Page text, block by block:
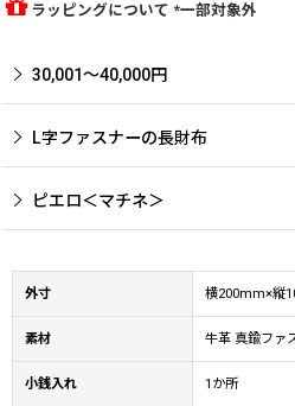
ラッピングについて *一部対象外
30,001〜40,000円
L字ファスナーの長財布
ピエロ＜マチネ＞
外寸 横200mm×縦
素材 牛革 真鍮ファ
小銭入れ 1か所